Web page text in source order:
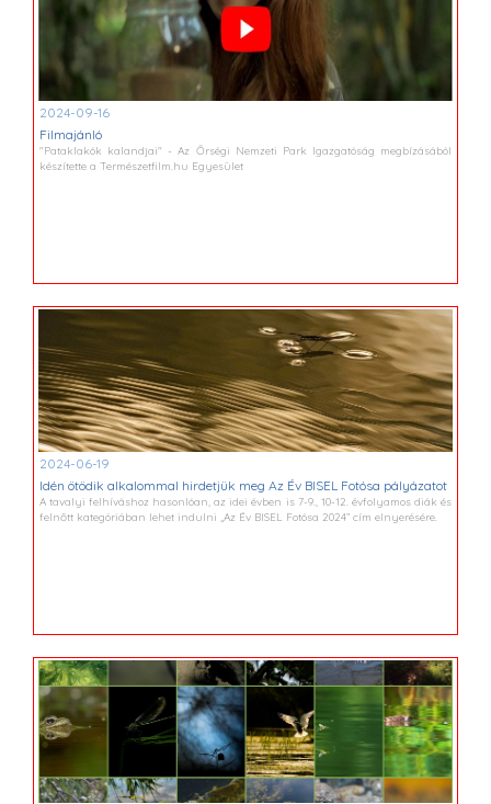
2024-09-16
Filmajánló
"Pataklakók kalandjai" - Az Őrségi Nemzeti Park Igazgatóság megbízásából
készítette a Természetfilm.hu Egyesület
2024-06-19
Idén ötödik alkalommal hirdetjük meg Az Év BISEL Fotósa pályázatot
A tavalyi felhíváshoz hasonlóan, az idei évben is 7-9., 10-12. évfolyamos diák és
felnőtt kategóriában lehet indulni „Az Év BISEL Fotósa 2024” cím elnyerésére.